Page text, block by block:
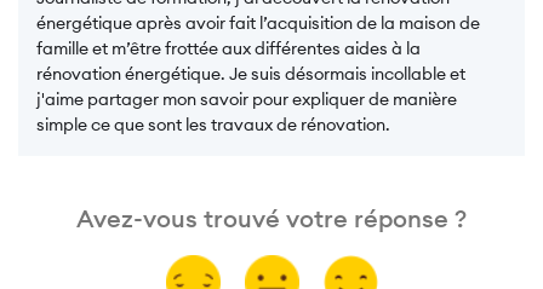
énergétique après avoir fait l’acquisition de la maison de
famille et m’être frottée aux différentes aides à la
rénovation énergétique. Je suis désormais incollable et
j'aime partager mon savoir pour expliquer de manière
simple ce que sont les travaux de rénovation.
Avez-vous trouvé votre réponse ?